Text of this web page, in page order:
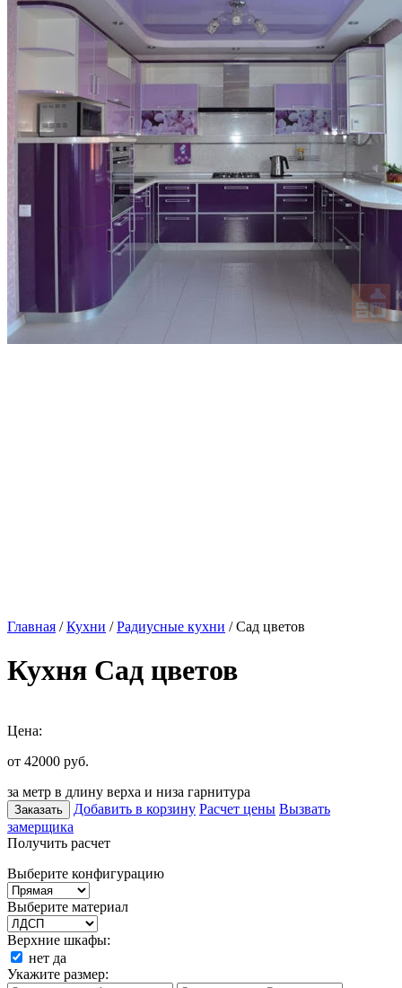
Главная /Кухни /Радиусные кухни / Сад цветов
Кухня Сад цветов
Цена:
от 42000 руб.
за метр в длину верха и низа гарнитура
Заказать Добавить в корзину Расчет цены Вызвать
замерщика
Получить расчет
Выберите конфигурацию
Выберите материал
Верхние шкафы:
нет да
Укажите размер: